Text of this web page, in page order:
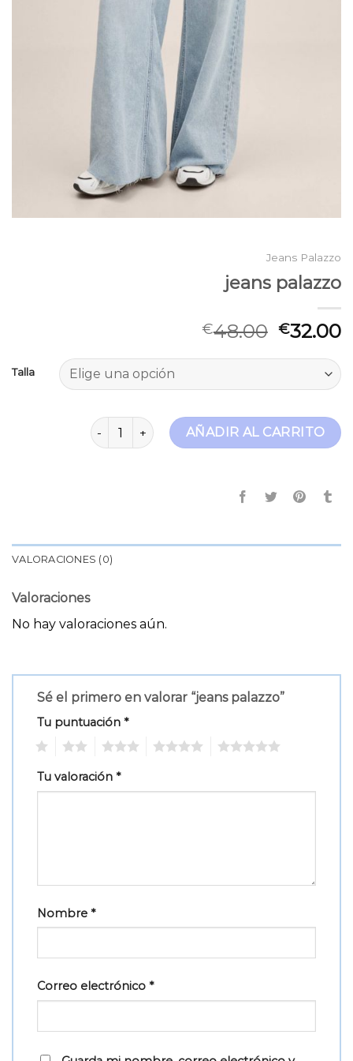
Jeans Palazzo
jeans palazzo
€48.00 €32.00
Talla
jeans palazzo cantidadAÑADIR AL CARRITO
VALORACIONES (0)
Valoraciones
No hay valoraciones aún.
Sé el primero en valorar “jeans palazzo”
Tu puntuación *
Tu valoración *
Nombre *
Correo electrónico *